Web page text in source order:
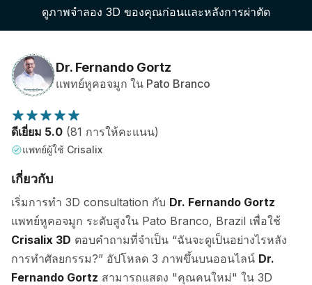
แผน
ความคิดเห็นของคนไข้
ดูภาพจำลอง 3D ของคุณก่อนและหลังการผ่าตัด
Dr. Fernando Gortz
แพทย์หูคอจมูก ใน Pato Branco
ดีเยี่ยม 5.0 (81 การให้คะแนน)
แพทย์ผู้ใช้ Crisalix
เกี่ยวกับ
เริ่มการทำ 3D consultation กับ Dr. Fernando Gortz
แพทย์หูคอจมูก ระดับสูงใน Pato Branco, Brazil เพื่อใช้
Crisalix 3D ตอบคำถามที่จำเป็น “ฉันจะดูเป็นอย่างไรหลัง
การทำศัลยกรรม?” อัปโหลด 3 ภาพขึ้นบนออนไลน์ Dr.
Fernando Gortz สามารถแสดง "คุณคนใหม่" ใน 3D